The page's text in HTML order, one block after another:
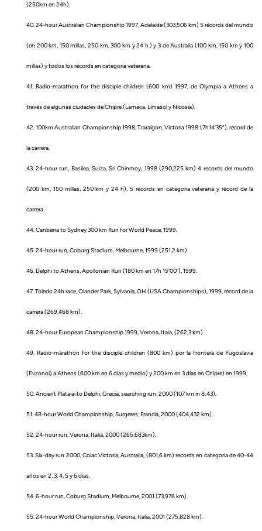
(250km en 24h).
40. 24-hour Australian Championship 1997, Adelaide (303,506 km) 5 récords del mundo
(en 200 km, 150 millas, 250 km, 300 km y 24 h.) y 3 de Australia (100 km, 150 km y 100
millas) y todos los récords en categoria veterana.
41. Radio-marathon for the disciple children (600 km) 1997, de Olympia a Athens a
través de algunas ciudades de Chipre (Larnaca, Limasol y Nicosia).
42. 100km Australian Championship 1998, Traralgon, Victoria 1998 (7h14′35″), récord de
la carrera.
43. 24-hour run, Basilea, Suiza, Sri Chinmoy, 1998 (290,225 km) 4 records del mundo
(200 km, 150 millas, 250 km y 24 h), 5 récords en categoria veterana y récord de la
carrera.
44. Canberra to Sydney 300 km Run for World Peace, 1999.
45. 24-hour run, Coburg Stadium, Melbourne, 1999 (251,2 km).
46. Delphi to Athens, Apollonian Run (180 km en 17h 15′00”), 1999.
47. Toledo 24h race, Olander Park, Sylvania, OH (USA Championships), 1999, récord de la
carrera (269,468 km).
48. 24-hour European Championship 1999, Verona, Itaia, (262,3 km).
49. Radio-marathon for the disciple children (800 km) por la frontera de Yugoslavia
(Evzonoi) a Athens (600 km en 6 días y medio) y 200 km en 3 días en Chipre) en 1999.
50. Ancient Plataiai to Delphi, Grecia, searching run, 2000 (107 km in 8:43).
51. 48-hour World Championship, Surgeres, Francia, 2000 (404,432 km).
52. 24-hour run, Verona, Italia, 2000 (265,683km).
53. Six-day run 2000, Colac Victoria, Australia, (801,6 km) records en categoria de 40-44
años en 2, 3, 4, 5 y 6 días.
54. 6-hour run, Coburg Stadium, Melbourne, 2001 (73,976 km).
55. 24-hour World Championship, Verona, Italia, 2001 (275,828 km).